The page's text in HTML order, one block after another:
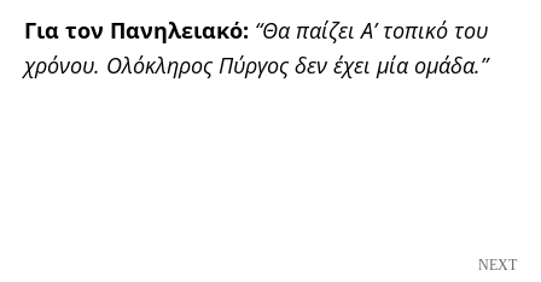
Για τον Πανηλειακό: “Θα παίζει Α’ τοπικό του
χρόνου. Ολόκληρος Πύργος δεν έχει μία ομάδα.”
NEXT